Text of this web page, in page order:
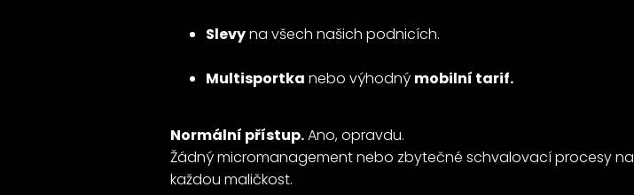
Slevyna všech našich podnicích.
Multisportka nebo výhodný mobilní tarif.
Normální přístup.Ano, opravdu.
Žádný micromanagement nebo zbytečné schvalovací procesy na
každou maličkost.